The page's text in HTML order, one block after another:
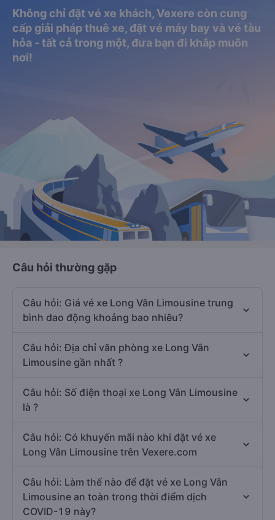
Không chỉ đặt vé xe khách, Vexere còn cung
cấp giải pháp thuê xe, đặt vé máy bay và vé tàu
hỏa - tất cả trong một, đưa bạn đi khắp muôn
nơi!
Câu hỏi thường gặp
Câu hỏi: Giá vé xe Long Vân Limousine trung
bình dao động khoảng bao nhiêu?
Câu hỏi: Địa chỉ văn phòng xe Long Vân
Limousine gần nhất ?
Câu hỏi: Số điện thoại xe Long Vân Limousine
là ?
Câu hỏi: Có khuyến mãi nào khi đặt vé xe
Long Vân Limousine trên Vexere.com
Câu hỏi: Làm thế nào để đặt vé xe Long Vân
Limousine an toàn trong thời điểm dịch
COVID-19 này?